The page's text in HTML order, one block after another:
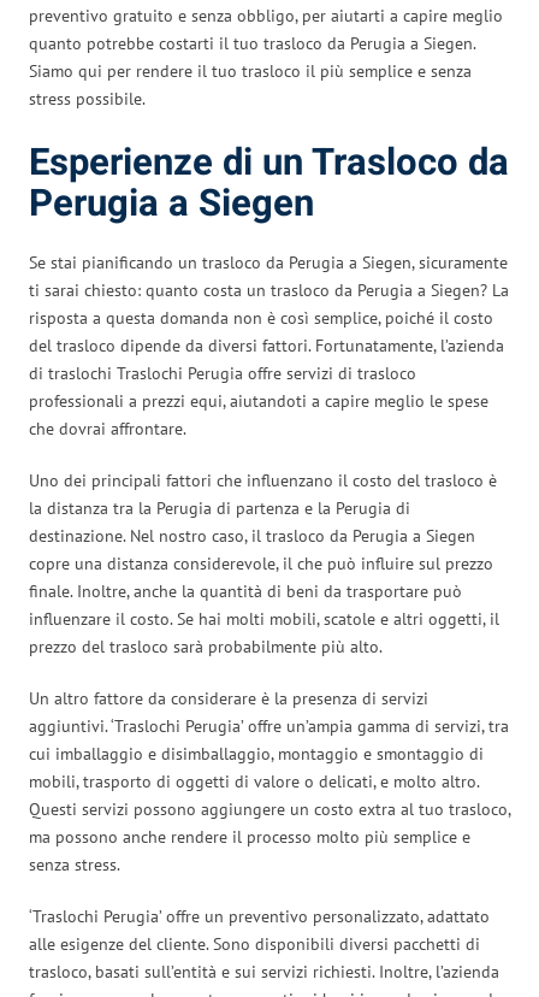
preventivo gratuito e senza obbligo, per aiutarti a capire meglio
quanto potrebbe costarti il tuo trasloco da Perugia a Siegen.
Siamo qui per rendere il tuo trasloco il più semplice e senza
stress possibile.
Esperienze di un Trasloco da
Perugia a Siegen
Se stai pianificando un trasloco da Perugia a Siegen, sicuramente
ti sarai chiesto: quanto costa un trasloco da Perugia a Siegen? La
risposta a questa domanda non è così semplice, poiché il costo
del trasloco dipende da diversi fattori. Fortunatamente, l’azienda
di traslochi Traslochi Perugia offre servizi di trasloco
professionali a prezzi equi, aiutandoti a capire meglio le spese
che dovrai affrontare.
Uno dei principali fattori che influenzano il costo del trasloco è
la distanza tra la Perugia di partenza e la Perugia di
destinazione. Nel nostro caso, il trasloco da Perugia a Siegen
copre una distanza considerevole, il che può influire sul prezzo
finale. Inoltre, anche la quantità di beni da trasportare può
influenzare il costo. Se hai molti mobili, scatole e altri oggetti, il
prezzo del trasloco sarà probabilmente più alto.
Un altro fattore da considerare è la presenza di servizi
aggiuntivi. ‘Traslochi Perugia’ offre un’ampia gamma di servizi, tra
cui imballaggio e disimballaggio, montaggio e smontaggio di
mobili, trasporto di oggetti di valore o delicati, e molto altro.
Questi servizi possono aggiungere un costo extra al tuo trasloco,
ma possono anche rendere il processo molto più semplice e
senza stress.
‘Traslochi Perugia’ offre un preventivo personalizzato, adattato
alle esigenze del cliente. Sono disponibili diversi pacchetti di
trasloco, basati sull’entità e sui servizi richiesti. Inoltre, l’azienda